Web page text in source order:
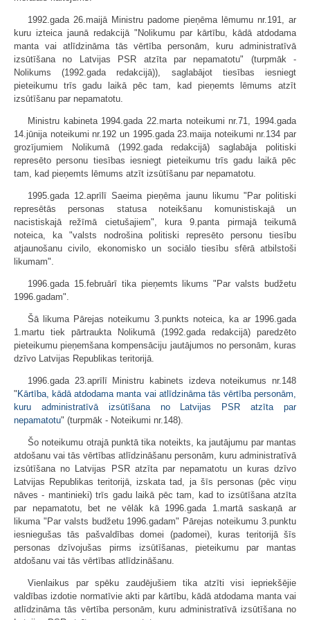
1992.gada 26.maijā Ministru padome pieņēma lēmumu nr.191, ar
kuru izteica jaunā redakcijā "Nolikumu par kārtību, kādā atdodama
manta vai atlīdzināma tās vērtība personām, kuru administratīvā
izsūtīšana no Latvijas PSR atzīta par nepamatotu" (turpmāk -
Nolikums (1992.gada redakcijā)), saglabājot tiesības iesniegt
pieteikumu trīs gadu laikā pēc tam, kad pieņemts lēmums atzīt
izsūtīšanu par nepamatotu.
Ministru kabineta 1994.gada 22.marta noteikumi nr.71, 1994.gada
14.jūnija noteikumi nr.192 un 1995.gada 23.maija noteikumi nr.134 par
grozījumiem Nolikumā (1992.gada redakcijā) saglabāja politiski
represēto personu tiesības iesniegt pieteikumu trīs gadu laikā pēc
tam, kad pieņemts lēmums atzīt izsūtīšanu par nepamatotu.
1995.gada 12.aprīlī Saeima pieņēma jaunu likumu "Par politiski
represētās personas statusa noteikšanu komunistiskajā un
nacistiskajā režīmā cietušajiem", kura 9.panta pirmajā teikumā
noteica, ka "valsts nodrošina politiski represēto personu tiesību
atjaunošanu civilo, ekonomisko un sociālo tiesību sfērā atbilstoši
likumam".
1996.gada 15.februārī tika pieņemts likums "Par valsts budžetu
1996.gadam".
Šā likuma Pārejas noteikumu 3.punkts noteica, ka ar 1996.gada
1.martu tiek pārtraukta Nolikumā (1992.gada redakcijā) paredzēto
pieteikumu pieņemšana kompensāciju jautājumos no personām, kuras
dzīvo Latvijas Republikas teritorijā.
1996.gada 23.aprīlī Ministru kabinets izdeva noteikumus nr.148
" Kārtība, kādā atdodama manta vai atlīdzināma tās vērtība personām,
kuru administratīvā izsūtīšana no Latvijas PSR atzīta par
nepamatotu" (turpmāk - Noteikumi nr.148).
Šo noteikumu otrajā punktā tika noteikts, ka jautājumu par mantas
atdošanu vai tās vērtības atlīdzināšanu personām, kuru administratīvā
izsūtīšana no Latvijas PSR atzīta par nepamatotu un kuras dzīvo
Latvijas Republikas teritorijā, izskata tad, ja šīs personas (pēc viņu
nāves - mantinieki) trīs gadu laikā pēc tam, kad to izsūtīšana atzīta
par nepamatotu, bet ne vēlāk kā 1996.gada 1.martā saskaņā ar
likuma "Par valsts budžetu 1996.gadam" Pārejas noteikumu 3.punktu
iesniegušas tās pašvaldības domei (padomei), kuras teritorijā šīs
personas dzīvojušas pirms izsūtīšanas, pieteikumu par mantas
atdošanu vai tās vērtības atlīdzināšanu.
Vienlaikus par spēku zaudējušiem tika atzīti visi iepriekšējie
valdības izdotie normatīvie akti par kārtību, kādā atdodama manta vai
atlīdzināma tās vērtība personām, kuru administratīvā izsūtīšana no